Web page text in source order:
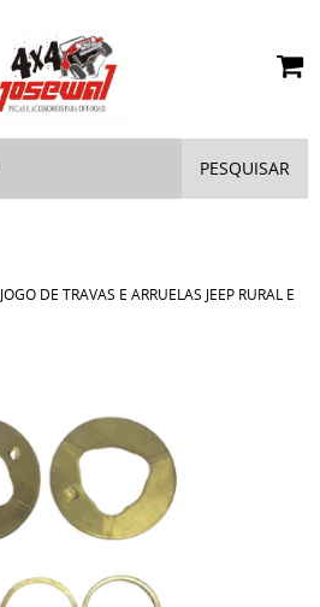
PESQUISAR
DE TRAVAS E ARRUELAS JEEP RURAL E